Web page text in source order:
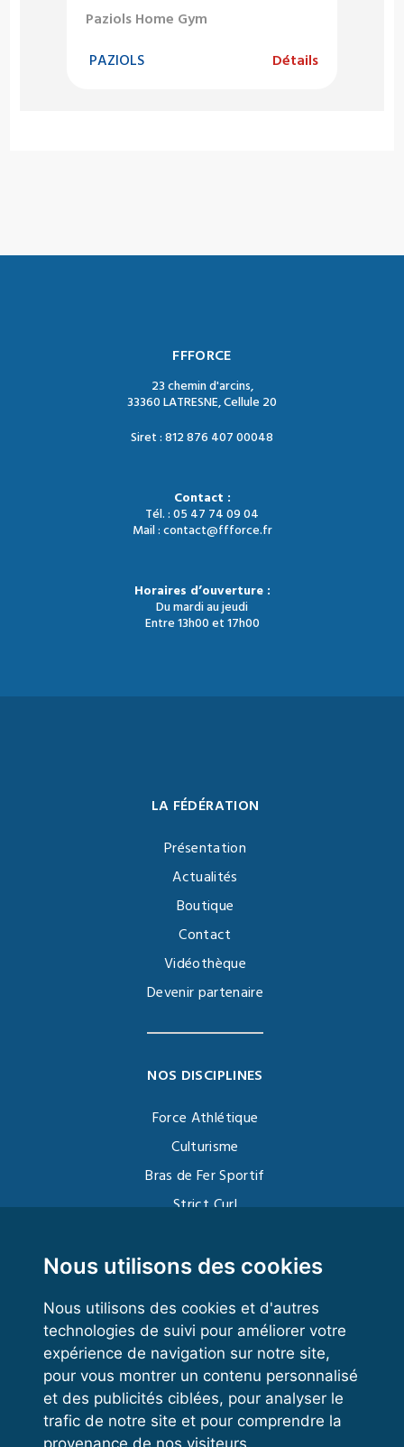
Nous utilisons des cookies
Nous utilisons des cookies et d'autres
technologies de suivi pour améliorer votre
expérience de navigation sur notre site,
pour vous montrer un contenu personnalisé
et des publicités ciblées, pour analyser le
trafic de notre site et pour comprendre la
provenance de nos visiteurs.
Paziols Home Gym
PAZIOLS Détails
FFFORCE
23 chemin d'arcins,
33360 LATRESNE, Cellule 20
Siret : 812 876 407 00048
Contact :
Tél. : 05 47 74 09 04
Mail : contact@ffforce.fr
Horaires d’ouverture :
Du mardi au jeudi
Entre 13h00 et 17h00
LA FÉDÉRATION
Présentation
Actualités
Boutique
Contact
Vidéothèque
Devenir partenaire
NOS DISCIPLINES
Force Athlétique
Culturisme
Bras de Fer Sportif
Strict Curl
Kettlebell
VOS ESPACES
Espace dirigeant
Espace licencié